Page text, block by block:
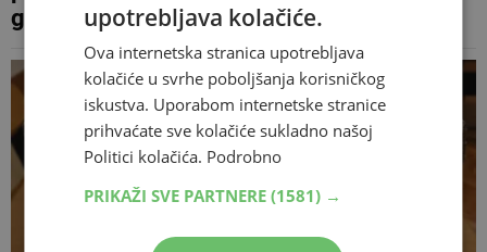
glasovaupotrebljava kolačiće.
Ova internetska stranica upotrebljava
kolačiće u svrhe poboljšanja korisničkog
iskustva. Uporabom internetske stranice
prihvaćate sve kolačiće sukladno našoj
Politici kolačića. Podrobno
PRIKAŽI SVE PARTNERE (1581) →